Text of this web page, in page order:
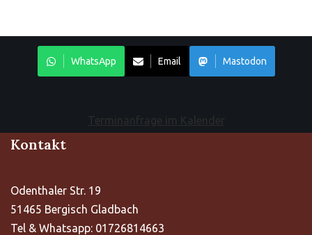
WhatsApp Email Mastodon
Terminanfrage im Kalender
Kontakt
Odenthaler Str. 19
51465 Bergisch Gladbach
Tel & Whatsapp: 01726814663